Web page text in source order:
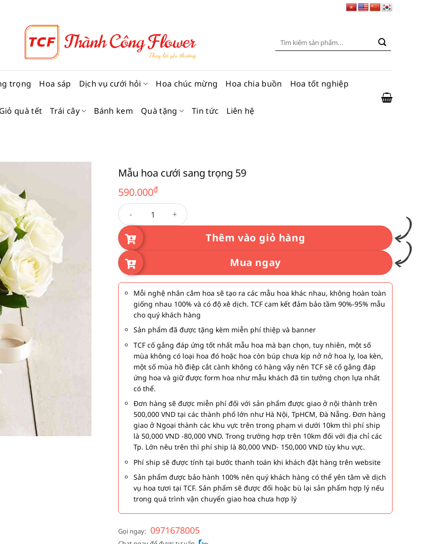
Tìm
trọng Hoa sáp Dịch vụ cưới hỏi Hoa chúc mừng Hoa chia buồn Hoa tốt nghiệp
Giỏ quà tết Trái cây Bánh kem Quà tặng Tin tức Liên hệ
Mẫu hoa cưới sang trọng 59
590.000₫
Mẫu hoa cưới sang trọng 59 số lượng
Thêm vào giỏ hàng
Mua ngay
Mỗi nghệ nhân cắm hoa sẽ tạo ra các mẫu hoa khác nhau, không hoàn toàn
giống nhau 100% và có độ xê dịch. TCF cam kết đảm bảo tầm 90%-95% mẫu
cho quý khách hàng
Sản phẩm đã được tặng kèm miễn phí thiệp và banner
TCF cố gắng đáp ứng tốt nhất mẫu hoa mà bạn chọn, tuy nhiên, một số
mùa không có loại hoa đó hoặc hoa còn búp chưa kịp nở nở hoa ly, loa kèn,
một số mùa hồ điệp cắt cành không có hàng vậy nên TCF sẽ cố gắng đáp
ứng hoa và giữ được form hoa như mẫu khách đã tin tưởng chọn lựa nhất
có thể.
Đơn hàng sẽ được miễn phí đối với sản phẩm được giao ở nội thành trên
500,000 VND tại các thành phố lớn như Hà Nội, TpHCM, Đà Nẵng. Đơn hàng
giao ở Ngoại thành các khu vực trên trong phạm vi dưới 10km thì phí ship
là 50,000 VND -80,000 VND. Trong trường hợp trên 10km đối với địa chỉ các
Tp. Lớn nêu trên thì phí ship là 80,000 VND- 150,000 VND tùy khu vực.
Phí ship sẽ được tính tại bước thanh toán khi khách đặt hàng trên website
Sản phẩm được bảo hành 100% nên quý khách hàng có thể yên tâm về dịch
vụ hoa tươi tại TCF. Sản phẩm sẽ được đổi hoặc bù lại sản phẩm hợp lý nếu
trong quá trình vận chuyển giao hoa chưa hợp lý
Gọi ngay: 0971678005